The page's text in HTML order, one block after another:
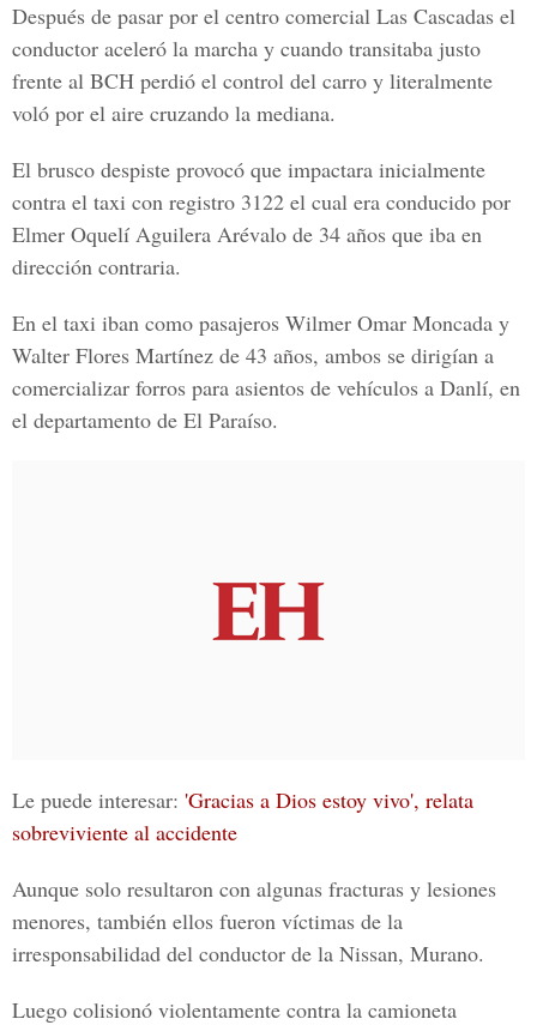
Después de pasar por el centro comercial Las Cascadas el
conductor aceleró la marcha y cuando transitaba justo
frente al BCH perdió el control del carro y literalmente
voló por el aire cruzando la mediana.
El brusco despiste provocó que impactara inicialmente
contra el taxi con registro 3122 el cual era conducido por
Elmer Oquelí Aguilera Arévalo de 34 años que iba en
dirección contraria.
En el taxi iban como pasajeros Wilmer Omar Moncada y
Walter Flores Martínez de 43 años, ambos se dirigían a
comercializar forros para asientos de vehículos a Danlí, en
el departamento de El Paraíso.
Le puede interesar: 'Gracias a Dios estoy vivo', relata
sobreviviente al accidente
Aunque solo resultaron con algunas fracturas y lesiones
menores, también ellos fueron víctimas de la
irresponsabilidad del conductor de la Nissan, Murano.
Luego colisionó violentamente contra la camioneta